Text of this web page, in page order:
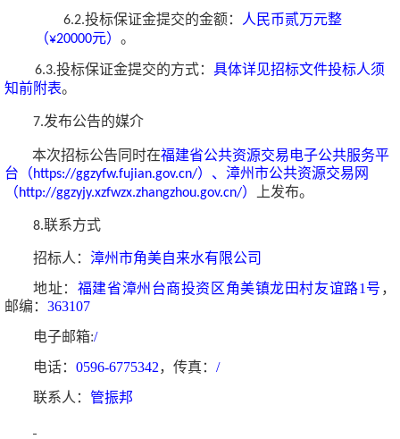
6.2.投标保证金提交的金额： 人民币贰万元整
（¥20000元） 。
6.3.投标保证金提交的方式： 具体详见招标文件投标人须
知前附表。
7.发布公告的媒介
本次招标公告同时在福建省公共资源交易电子公共服务平
台（https://ggzyfw.fujian.gov.cn/） 、漳州市公共资源交易网
（http://ggzyjy.xzfwzx.zhangzhou.gov.cn/） 上发布。
8.联系方式
招标人： 漳州市角美自来水有限公司
地址： 福建省漳州台商投资区角美镇龙田村友谊路1号 ，
邮编： 363107
电子邮箱:/
电话： 0596-6775342，传真： /
联系人： 管振邦